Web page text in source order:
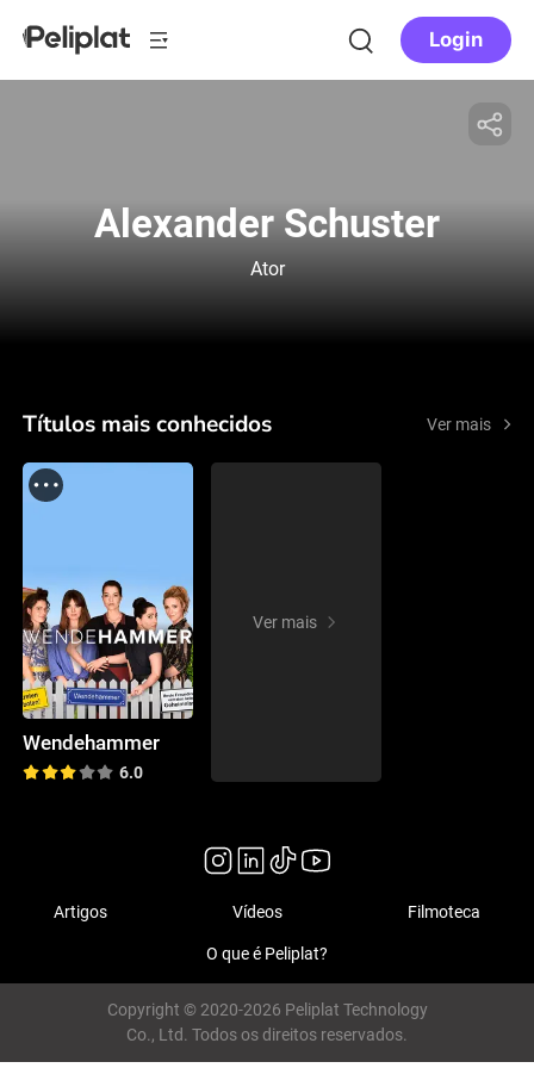
Login
Alexander Schuster
Ator
Títulos mais conhecidos Ver mais
Wendehammer
6.0
Ver mais
Artigos Vídeos Filmoteca
O que é Peliplat?
Copyright © 2020-2026 Peliplat Technology
Co., Ltd. Todos os direitos reservados.